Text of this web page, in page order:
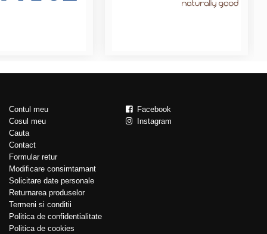
Contul meu
Cosul meu
Cauta
Contact
Formular retur
Modificare consimtamant
Solicitare date personale
Returnarea produselor
Termeni si conditii
Politica de confidentialitate
Politica de cookies
Facebook
Instagram